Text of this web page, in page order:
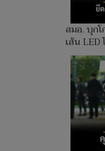
สมอ. บุก
เส้น LED